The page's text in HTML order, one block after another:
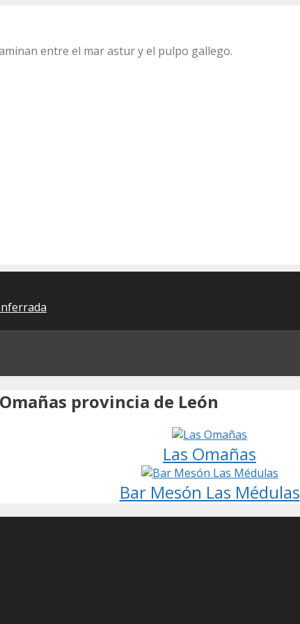
entre el mar astur y el pulpo gallego.
provincia de León
Las Omañas
Bar Mesón Las Médulas